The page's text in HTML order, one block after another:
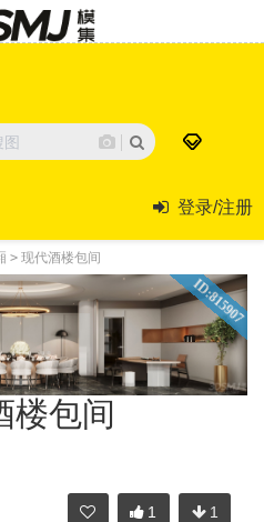
登录/注册
> 现代酒楼包间
ID:815907
楼包间
1
1